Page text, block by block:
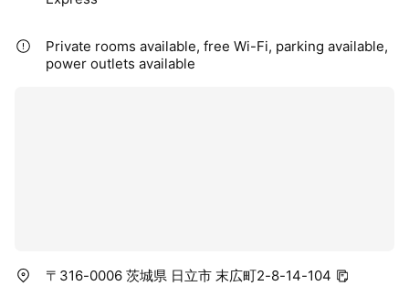
Private rooms available, free Wi-Fi, parking available,
power outlets available
〒316-0006 茨城県 日立市 末広町2-8-14-104